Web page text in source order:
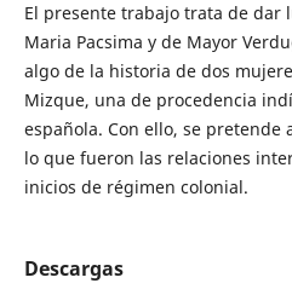
El presente trabajo trata de dar
Maria Pacsima y de Mayor
algo de la historia de dos
Mizque, una de procedencia
española. Con ello, se
lo que fueron las relaciones
inicios de régimen colonial.
Descargas